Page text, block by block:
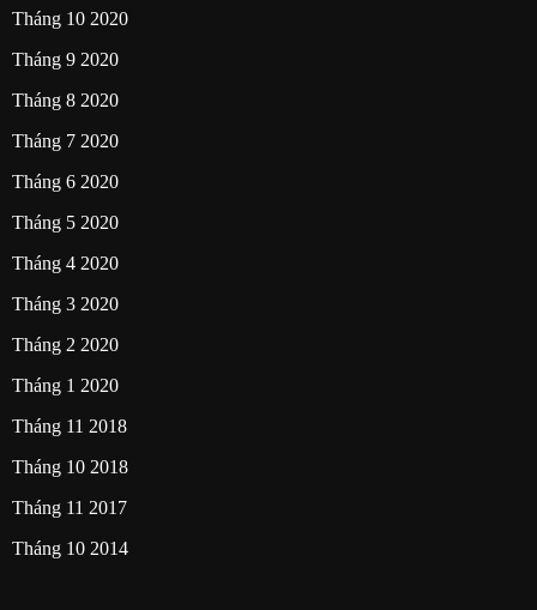
Tháng 10 2020
Tháng 9 2020
Tháng 8 2020
Tháng 7 2020
Tháng 6 2020
Tháng 5 2020
Tháng 4 2020
Tháng 3 2020
Tháng 2 2020
Tháng 1 2020
Tháng 11 2018
Tháng 10 2018
Tháng 11 2017
Tháng 10 2014